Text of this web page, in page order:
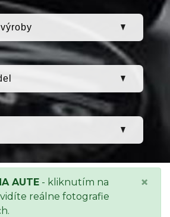
AUTE - kliknutím na
reálne fotografie
×